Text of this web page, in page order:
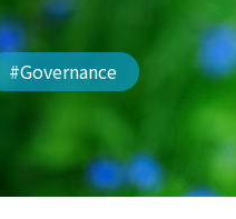
#Governance